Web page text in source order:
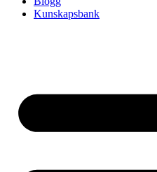
Kunskapsbank